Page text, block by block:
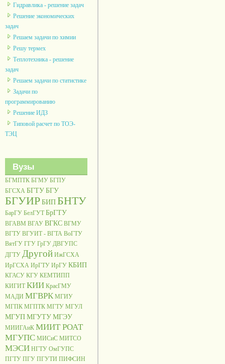
Гидравлика - решение задач
Решение экономических
задач
Решаем задачи по химии
Решу термех
Теплотехника - решение
задач
Решаем задачи по статистике
Задачи по
программированию
Решение ИДЗ
Типовой расчет по ТОЭ-
ТЭЦ
Вузы
БГМПТК БГМУ БГПУ
БГСХА БГТУБГУ
БГУИРБИПБНТУ
БарГУ БелГУТ БрГТУ
ВГАВМ ВГАУ ВГКС ВГМУ
ВГТУ ВГУИТ - ВГТА ВоГТУ
ВятГУ ГГУ ГрГУ ДВГУПС
ДГТУ Другой ИжГСХА
ИрГСХА ИрГТУ ИрГУ КБИП
КГАСУ КГУ КЕМТИПП
КИГИТ КИИ КрасГМУ
МАДИ МГВРК МГИУ
МГПК МГПТК МГТУ МГУЛ
МГУПМГУТУМГЭУ
МИИГАиК МИИТ РОАТ
МГУПС МИСиС МИТСО
МЭСИ НГТУ ОмГУПС
ПГТУ ПГУ ПГУТИ ПИФСИН